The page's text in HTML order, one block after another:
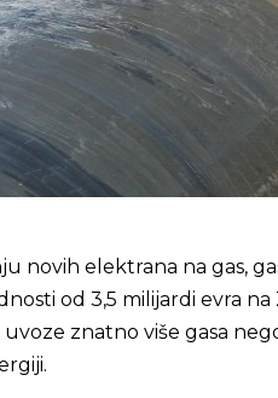
novih elektrana na gas,
od 3,5 milijardi evra
znatno više gasa